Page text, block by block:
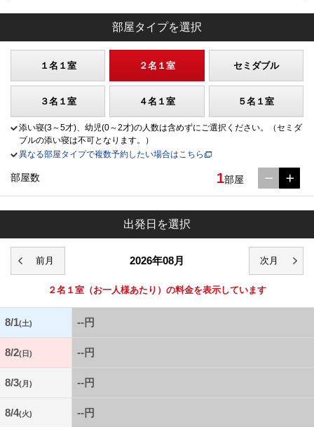
部屋タイプを選択
１名１室 ２名１室 セミダブル
３名１室 ４名１室 ５名１室
添い寝(3～5才)、幼児(0～2才)の人数は含めずにご選択ください。（セミダ
ブルの添い寝は不可となります。）
異なる部屋タイプで複数予約したい場合はこちら
部屋数 1部屋
出発日を選択
2026年08月
２名１室 （お一人様あたり）の料金を表示しています
8/1(土) --円
8/2(日) --円
8/3(月) --円
8/4(火) --円